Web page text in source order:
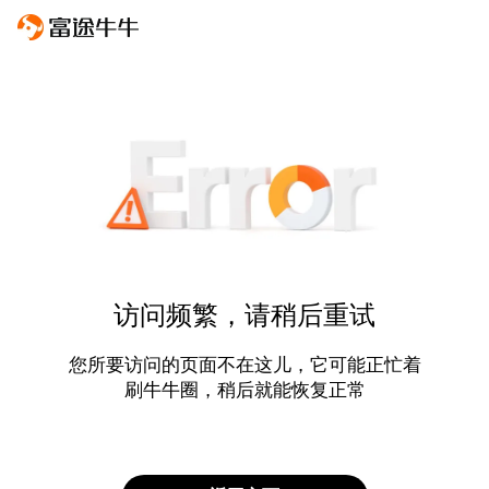
访问频繁，请稍后重试
您所要访问的页面不在这儿，它可能正忙着
刷牛牛圈，稍后就能恢复正常